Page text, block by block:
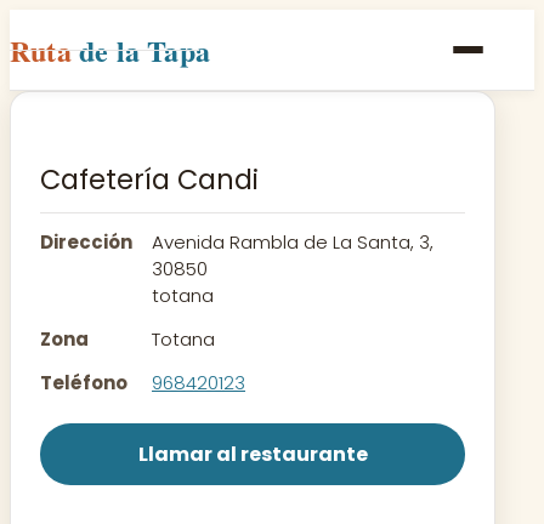
Rutade la Tapa
Inicio
Rutas
Contacto
Cafetería Candi
Dirección
Avenida Rambla de La Santa, 3,
30850
totana
Zona
Totana
Teléfono
968420123
Llamar al restaurante